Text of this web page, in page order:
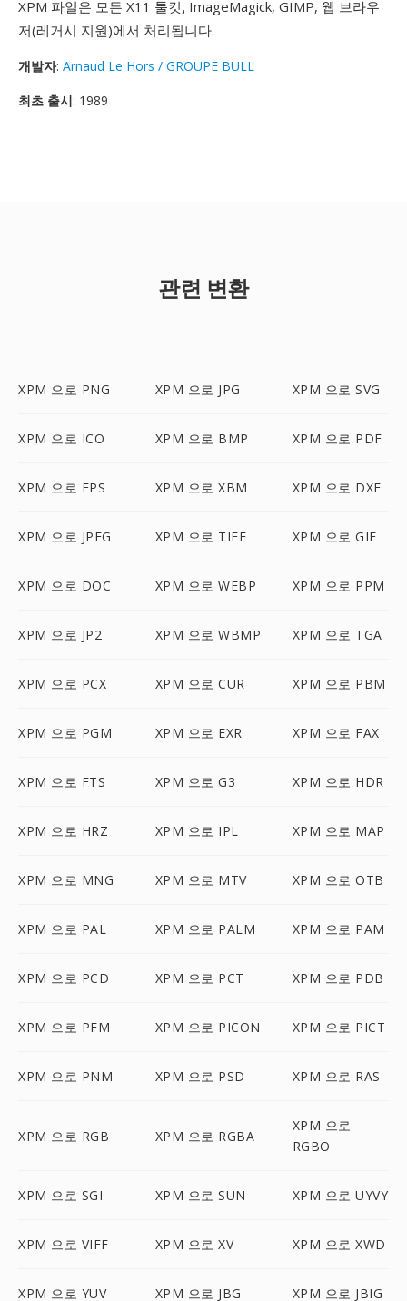
XPM 파일은 모든 X11 툴킷, ImageMagick, GIMP, 웹 브라우
저(레거시 지원)에서 처리됩니다.
개발자: Arnaud Le Hors / GROUPE BULL
최초 출시: 1989
관련 변환
XPM 으로 PNG XPM 으로 JPG XPM 으로 SVG
XPM 으로 ICO XPM 으로 BMP XPM 으로 PDF
XPM 으로 EPS XPM 으로 XBM XPM 으로 DXF
XPM 으로 JPEG XPM 으로 TIFF XPM 으로 GIF
XPM 으로 DOC XPM 으로 WEBP XPM 으로 PPM
XPM 으로 JP2 XPM 으로 WBMP XPM 으로 TGA
XPM 으로 PCX XPM 으로 CUR XPM 으로 PBM
XPM 으로 PGM XPM 으로 EXR XPM 으로 FAX
XPM 으로 FTS XPM 으로 G3 XPM 으로 HDR
XPM 으로 HRZ XPM 으로 IPL XPM 으로 MAP
XPM 으로 MNG XPM 으로 MTV XPM 으로 OTB
XPM 으로 PAL XPM 으로 PALM XPM 으로 PAM
XPM 으로 PCD XPM 으로 PCT XPM 으로 PDB
XPM 으로 PFM XPM 으로 PICON XPM 으로 PICT
XPM 으로 PNM XPM 으로 PSD XPM 으로 RAS
XPM 으로 RGB XPM 으로 RGBA
XPM 으로
RGBO
XPM 으로 SGI XPM 으로 SUN XPM 으로 UYVY
XPM 으로 VIFF XPM 으로 XV XPM 으로 XWD
XPM 으로 YUV XPM 으로 JBG XPM 으로 JBIG